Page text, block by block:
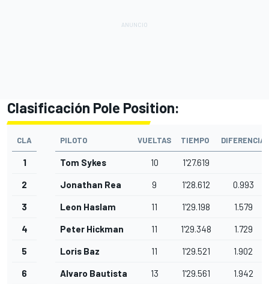
Clasificación Pole Position:
CLA PILOTO VUELTAS TIEMPO DIFERENCIA
1 Tom Sykes 10 1'27.619
2 Jonathan Rea 9 1'28.612 0.993
3 Leon Haslam 11 1'29.198 1.579
4 Peter Hickman 11 1'29.348 1.729
5 Loris Baz 11 1'29.521 1.902
6 Alvaro Bautista 13 1'29.561 1.942